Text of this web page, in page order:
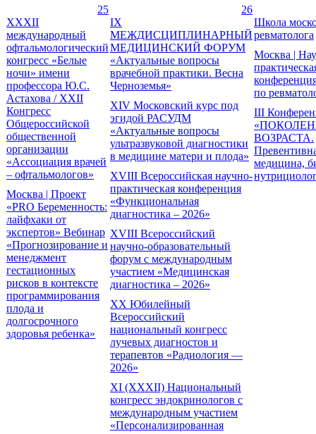
25
XXXII
международный
офтальмологический
конгресс «Белые
ночи» имени
профессора Ю.С.
Астахова / XXII
Конгресс
Общероссийской
общественной
организации
«Ассоциация врачей
– офтальмологов»
Москва | Проект
«PRO Беременность:
лайфхаки от
экспертов» Вебинар
«Прогнозирование и
менеджмент
гестационных
рисков в контексте
программирования
плода и
долгосрочного
здоровья ребенка»
26
IX
МЕЖДИСЦИПЛИНАРНЫЙ
МЕДИЦИНСКИЙ ФОРУМ
«Актуальные вопросы
врачебной практики. Весна
Черноземья»
XIV Московский курс под
эгидой РАСУДМ
«Актуальные вопросы
ультразвуковой диагностики
в медицине матери и плода»
XVIII Всероссийская научно-
практическая конференция
«Функциональная
диагностика – 2026»
XVIII Всероссийский
научно-образовательный
форум с международным
участием «Медицинская
диагностика – 2026»
XX Юбилейный
Всероссийский
национальный конгресс
лучевых диагностов и
терапевтов «Радиология —
2026»
XI (XXXII) Национальный
конгресс эндокринологов с
международным участием
«Персонализированная
Школа
ревматолога
Москва |
по
III
ВОЗРАСТА.
медицина,